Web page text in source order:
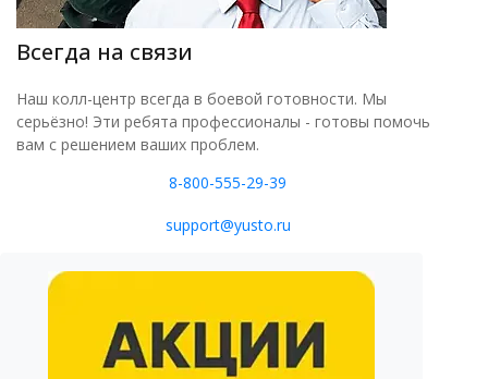
Всегда на связи
Наш колл-центр всегда в боевой готовности. Мы
серьёзно! Эти ребята профессионалы - готовы помочь
вам с решением ваших проблем.
8-800-555-29-39
support@yusto.ru